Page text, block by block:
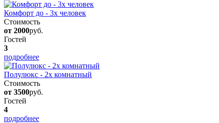
Комфорт до - 3х человек
Стоимость
от 2000руб.
Гостей
3
подробнее
Полулюкс - 2х комнатный
Стоимость
от 3500руб.
Гостей
4
подробнее